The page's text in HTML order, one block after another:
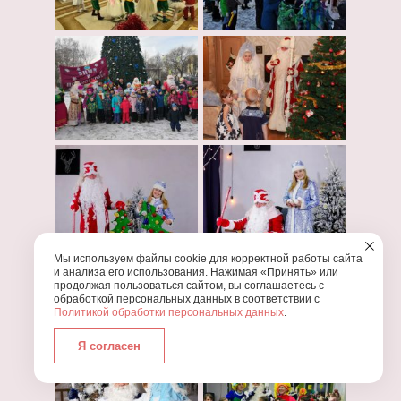
Мы используем файлы cookie для корректной работы сайта
и анализа его использования. Нажимая «Принять» или
продолжая пользоваться сайтом, вы соглашаетесь с
обработкой персональных данных в соответствии с
Политикой обработки персональных данных.
Я согласен